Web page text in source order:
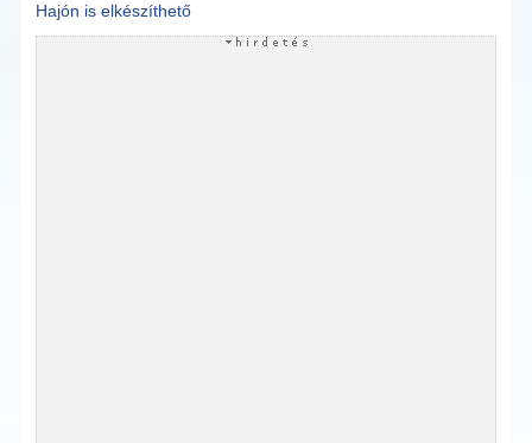
Hajón is elkészíthető